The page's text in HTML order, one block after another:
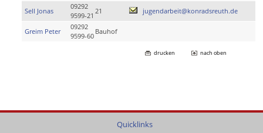
Sell Jonas
09292
9599-21
21 jugendarbeit@konradsreuth.de
Greim Peter
09292
9599-60
Bauhof
drucken nach oben
Quicklinks